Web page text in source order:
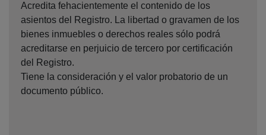
Acredita fehacientemente el contenido de los
asientos del Registro. La libertad o gravamen de los
bienes inmuebles o derechos reales sólo podrá
acreditarse en perjuicio de tercero por certificación
del Registro.
Tiene la consideración y el valor probatorio de un
documento público.